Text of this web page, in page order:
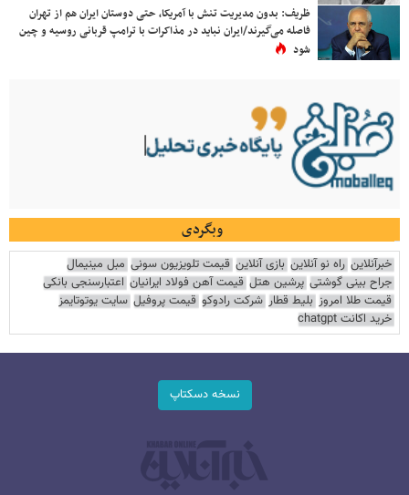
ظریف: بدون مدیریت تنش با آمریکا، حتی دوستان ایران هم از تهران
فاصله می‌گیرند/ایران نباید در مذاکرات با ترامپ قربانی روسیه و چین
شود
وبگردی
خبرآنلاین راه نو آنلاین بازی آنلاین قیمت تلویزیون سونی مبل مینیمال
جراح بینی گوشتی پرشین هتل قیمت آهن فولاد ایرانیان اعتبارسنجی بانکی
قیمت طلا امروز بلیط قطار شرکت رادوکو قیمت پروفیل سایت یوتوتایمز
خرید اکانت chatgpt
نسخه دسکتاپ